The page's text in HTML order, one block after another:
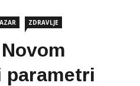
ZDRAVLJE
parametri